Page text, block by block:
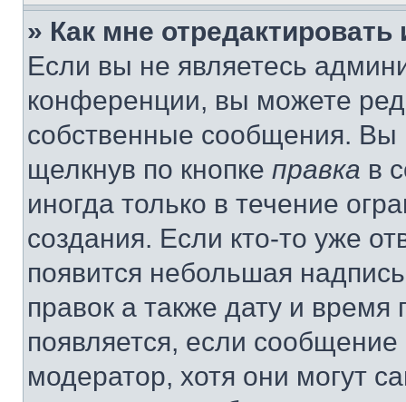
» Как мне
Если вы не являетесь
конференции, вы можете
собственные сообщения. Вы
щелкнув по кнопке правка в
иногда только в течение
создания. Если кто-то уже
появится небольшая
правок а также дату и
появляется, если
модератор, хотя они могут